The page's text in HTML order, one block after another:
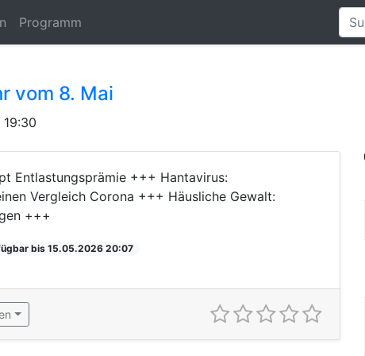
Programm
vom 8. Mai
Entlastungsprämie +++ Hantavirus:
Vergleich Corona +++ Häusliche Gewalt:
+++
bis 15.05.2026 20:07